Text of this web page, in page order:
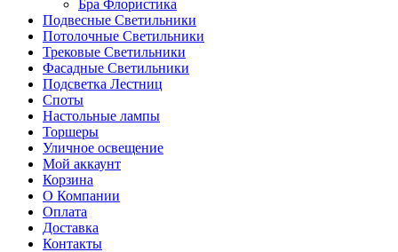
Бра Флористика
Подвесные Светильники
Потолочные Светильники
Трековые Светильники
Фасадные Светильники
Подсветка Лестниц
Споты
Настольные лампы
Торшеры
Уличное освещение
Мой аккаунт
Корзина
О Компании
Оплата
Доставка
Контакты